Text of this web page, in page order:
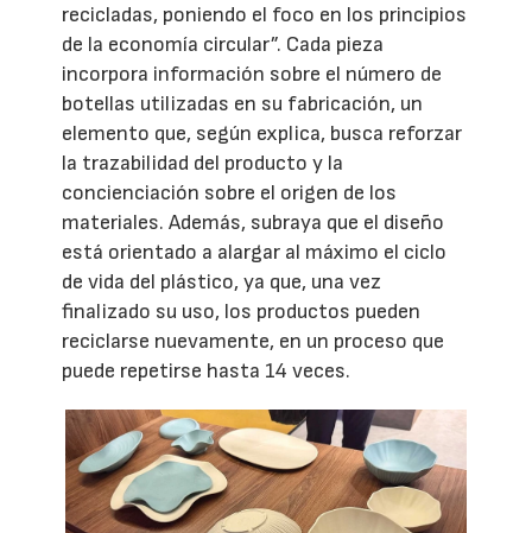
recicladas, poniendo el foco en los principios
de la economía circular”. Cada pieza
incorpora información sobre el número de
botellas utilizadas en su fabricación, un
elemento que, según explica, busca reforzar
la trazabilidad del producto y la
concienciación sobre el origen de los
materiales. Además, subraya que el diseño
está orientado a alargar al máximo el ciclo
de vida del plástico, ya que, una vez
finalizado su uso, los productos pueden
reciclarse nuevamente, en un proceso que
puede repetirse hasta 14 veces.